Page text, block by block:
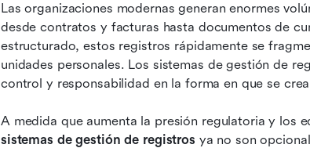
Las organizaciones modernas generan enormes
desde contratos y facturas hasta documentos de
estructurado, estos registros rápidamente se
unidades personales. Los sistemas de gestión de
control y responsabilidad en la forma en que se
sistemas de gestión de registros ya no son